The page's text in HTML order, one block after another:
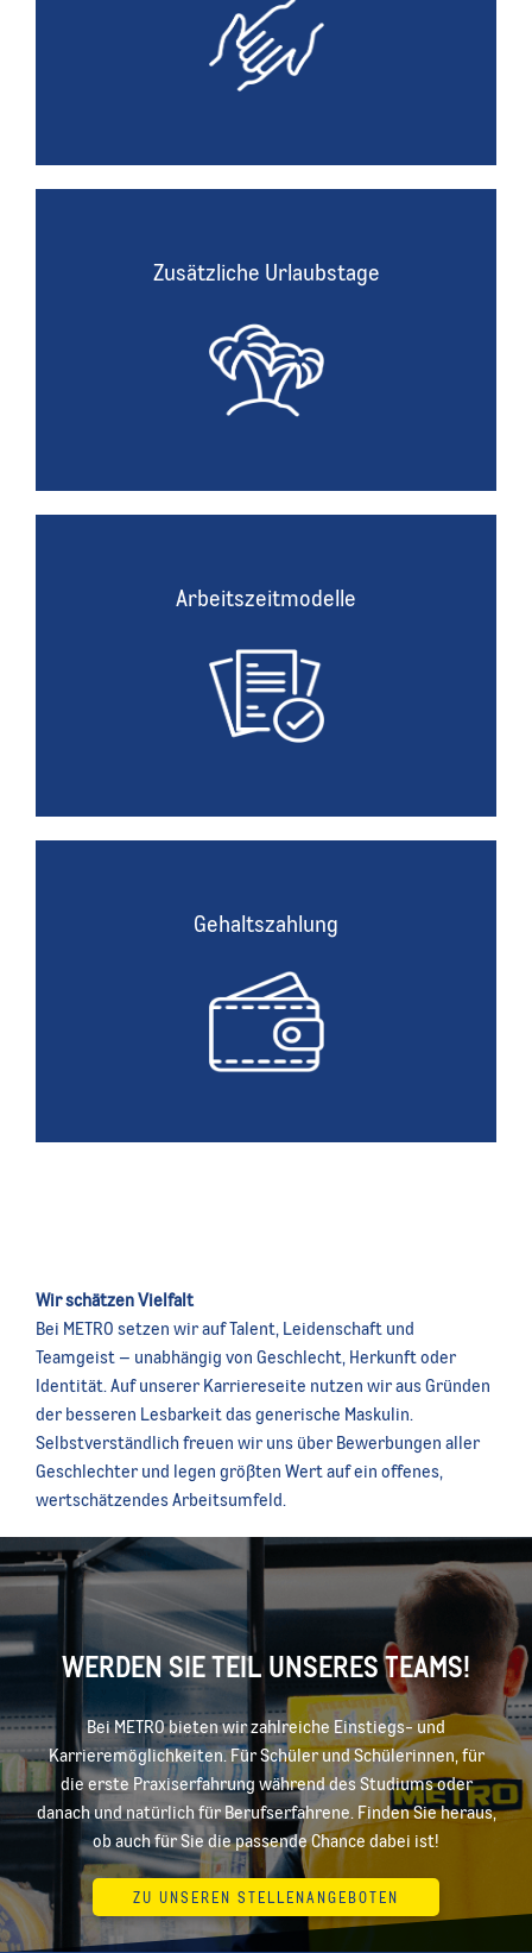
Unter dem Motto "Kollegen helfen Kollegen" gibt es
einen Solidarfonds, auf den alle Mitarbeitenden in
Notsituationen zugreifen können.
Zusätzliche Urlaubstage
Für besondere Lebensereignisse, wie z.B. die Hochzeit,
die Geburt eigener Kinder oder Umzug gewähren wir
zusätzliche bezahlte Urlaubstage.
Arbeitszeitmodelle
Sowohl in der Unternehmenszentrale als auch in
unseren Vertriebsstandorten unterstützen wir Teilzeit-
Modelle.
Gehaltszahlung
Selbstverständlich zahlen wir alle Gehälter zuverlässig
und pünktlich.
Wir schätzen Vielfalt
Bei METRO setzen wir auf Talent, Leidenschaft und
Teamgeist – unabhängig von Geschlecht, Herkunft oder
Identität. Auf unserer Karriereseite nutzen wir aus Gründen
der besseren Lesbarkeit das generische Maskulin.
Selbstverständlich freuen wir uns über Bewerbungen aller
Geschlechter und legen größten Wert auf ein offenes,
wertschätzendes Arbeitsumfeld.
WERDEN SIE TEIL UNSERES TEAMS!
Bei METRO bieten wir zahlreiche Einstiegs- und
Karrieremöglichkeiten. Für Schüler und Schülerinnen, für
die erste Praxiserfahrung während des Studiums oder
danach und natürlich für Berufserfahrene. Finden Sie heraus,
ob auch für Sie die passende Chance dabei ist!
ZU UNSEREN STELLENANGEBOTEN